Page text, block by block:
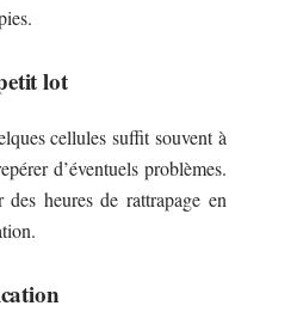
lot
cellules suffit souvent à
d’éventuels problèmes.
heures de rattrapage en